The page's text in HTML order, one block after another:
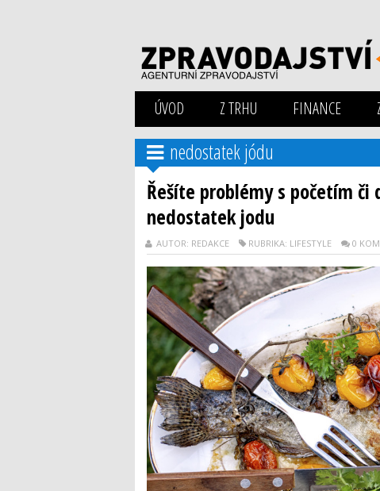
ÚVOD Z TRHU FINANCE
nedostatek jódu
Řešíte problémy s početím
nedostatek jodu
AUTOR: REDAKCE RUBRIKA: LIFESTYLE 0